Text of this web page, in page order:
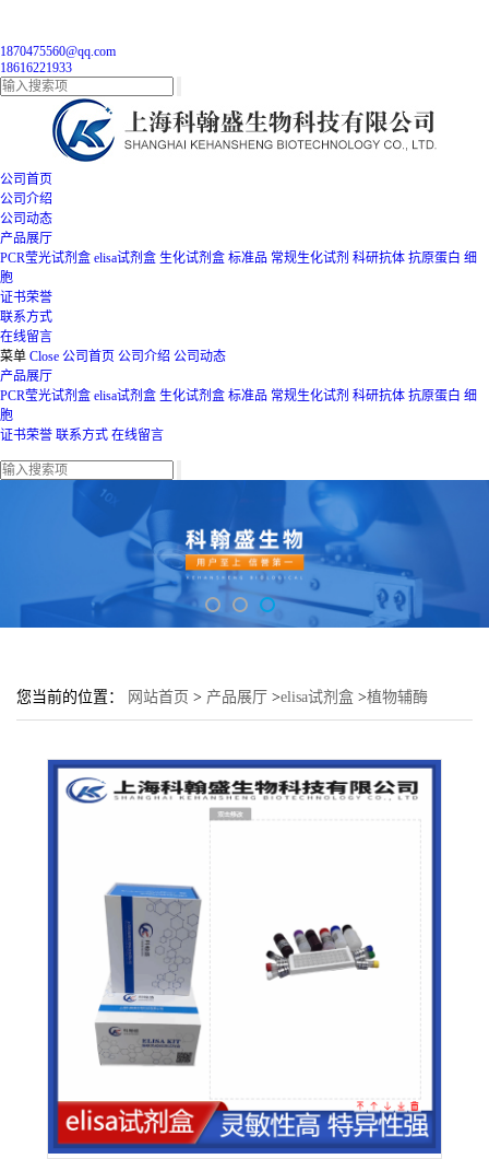
1870475560@qq.com
18616221933
公司首页
公司介绍
公司动态
产品展厅
PCR莹光试剂盒 elisa试剂盒 生化试剂盒 标准品 常规生化试剂 科研抗体 抗原蛋白 细
胞
证书荣誉
联系方式
在线留言
菜单 Close 公司首页 公司介绍 公司动态
产品展厅
PCR莹光试剂盒 elisa试剂盒 生化试剂盒 标准品 常规生化试剂 科研抗体 抗原蛋白 细
胞
证书荣誉 联系方式 在线留言
您当前的位置： 网站首页 > 产品展厅 >elisa试剂盒 >植物辅酶